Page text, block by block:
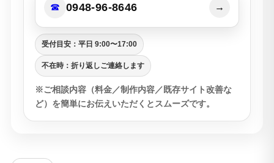
☎ 0948-96-8646 →
受付目安：平日 9:00〜17:00
不在時：折り返しご連絡します
※ご相談内容（料金／制作内容／既存サイト改善な
ど）を簡単にお伝えいただくとスムーズです。